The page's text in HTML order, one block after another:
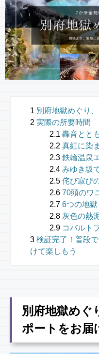
別府地獄めぐり
実際の所要時間
轟音とと
真紅に染
鉄輪温泉
みゆき坂
侘び寂び
70頭のワ
6つの地
灰色の熱
コバルト
検証完了！普段
けて楽しもう
別府地獄めぐ
ポートをお届